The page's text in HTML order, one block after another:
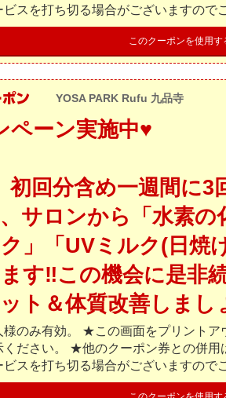
スを打ち切る場合がございますので
このクーポンを使用す
YOSA PARK Rufu 九品寺
ペーン実施中♥︎
初回分含め一週間に3
サロンから「水素の
」「UVミルク(日焼
す‼︎この機会に是非
ト＆体質改善しま
のみ有効。 ★この画面をプリントア
ください。 ★他のクーポン券との併
スを打ち切る場合がございますので